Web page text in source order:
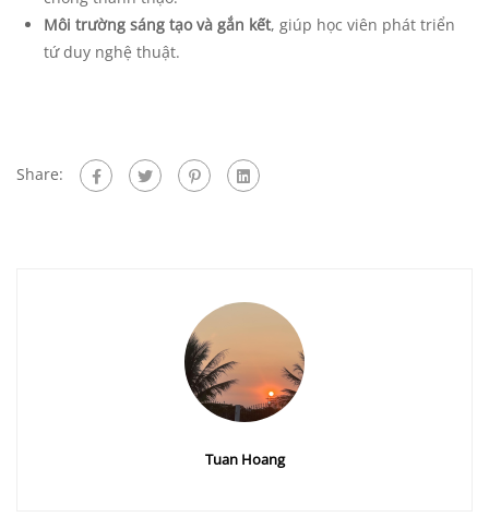
Môi trường sáng tạo và gắn kết, giúp học viên phát triển
tứ duy nghệ thuật.
Share:
Tuan Hoang